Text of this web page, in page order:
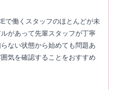
で働くスタッフのほとんどが未
があって先輩スタッフが丁寧
ない状態から始めても問題あ
気を確認することをおすすめ